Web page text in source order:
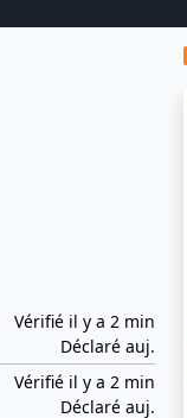
Vérifié il y a 2 min
Déclaré auj.
Vérifié il y a 2 min
Déclaré auj.